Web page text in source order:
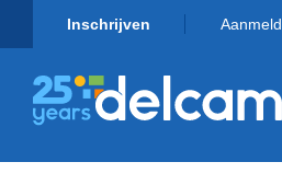
Inschrijven